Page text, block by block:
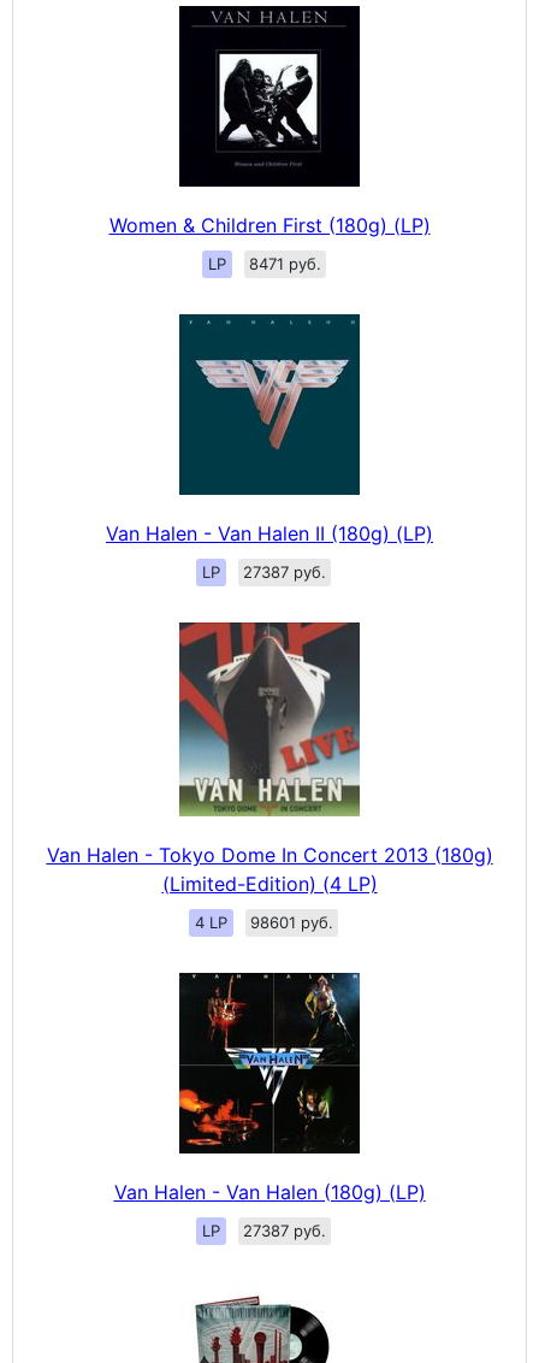
Women & Children First (180g) (LP)
LP 8471 руб.
Van Halen - Van Halen II (180g) (LP)
LP 27387 руб.
Van Halen - Tokyo Dome In Concert 2013 (180g)
(Limited-Edition) (4 LP)
4 LP 98601 руб.
Van Halen - Van Halen (180g) (LP)
LP 27387 руб.